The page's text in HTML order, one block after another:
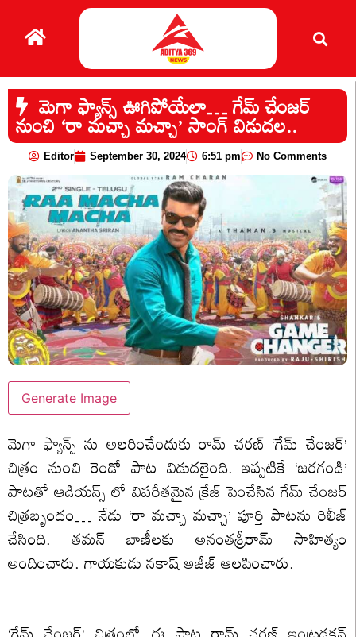
మెగా ఫ్యాన్స్ ఊగిపోయేలా… గేమ్ చేంజర్
నుంచి ‘రా మచ్చా మచ్చా’ సాంగ్ విడుదల..
Editor September 30, 2024 6:51 pm No Comments
Generate Image
మెగా ఫ్యాన్స్ ను అలరించేందుకు రామ్ చరణ్ ‘గేమ్ చేంజర్’
చిత్రం నుంచి రెండో పాట విడుదలైంది. ఇప్పటికే ‘జరగండి’
పాటతో ఆడియన్స్ లో విపరీతమైన క్రేజ్ పెంచేసిన గేమ్ చేంజర్
చిత్రబృందం… నేడు ‘రా మచ్చా మచ్చా’ పూర్తి పాటను రిలీజ్
చేసింది. తమన్ బాణీలకు అనంతశ్రీరామ్ సాహిత్యం
అందించారు. గాయకుడు నకాష్ అజీజ్ ఆలపించారు.